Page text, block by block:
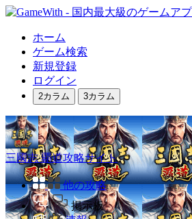
ホーム
ゲーム検索
新規登録
ログイン
2カラム 3カラム
三國志 覇道攻略サイト
他の攻略
掲示板